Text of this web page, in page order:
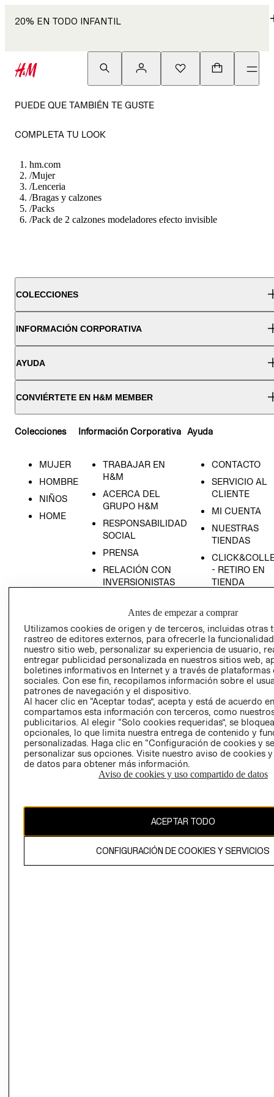
20% EN TODO INFANTIL
PUEDE QUE TAMBIÉN TE GUSTE
COMPLETA TU LOOK
hm.com
/Mujer
/Lenceria
/Bragas y calzones
/Packs
/Pack de 2 calzones modeladores efecto invisible
COLECCIONES
INFORMACIÓN CORPORATIVA
AYUDA
CONVIÉRTETE EN H&M MEMBER
Colecciones
MUJER
HOMBRE
NIÑOS
HOME
Información Corporativa
TRABAJAR EN
H&M
ACERCA DEL
GRUPO H&M
RESPONSABILIDAD
SOCIAL
PRENSA
RELACIÓN CON
INVERSIONISTAS
EMPRESARIAL
Ayuda
CONTACTO
SERVICIO AL
CLIENTE
MI CUENTA
NUESTRAS
TIENDAS
- RETIRO EN
TIENDA
CONDICIONES
AVISO DE
PRIVACIDAD
GIFT CARD
AVISO DE
COOKIES
El contenido de esta página web está protegido por copyright y es
Antes de empezar a comprar
Utilizamos cookies de origen y de terceros, incluidas otras
rastreo de editores externos, para ofrecerle la
nuestro sitio web, personalizar su experiencia de usuario,
entregar publicidad personalizada en nuestros sitios web,
boletines informativos en Internet y a través de plataformas
sociales. Con ese fin, recopilamos información sobre el
patrones de navegación y el dispositivo.
Al hacer clic en “Aceptar todas”, acepta y está de acuerdo
compartamos esta información con terceros, como
publicitarios. Al elegir “Solo cookies requeridas”, se
opcionales, lo que limita nuestra entrega de contenido y
personalizadas. Haga clic en “Configuración de cookies y
personalizar sus opciones. Visite nuestro aviso de cookies
de datos para obtener más información.
Aviso de cookies y uso compartido de datos
ACEPTAR TODO
CONFIGURACIÓN DE COOKIES Y SERVICIOS